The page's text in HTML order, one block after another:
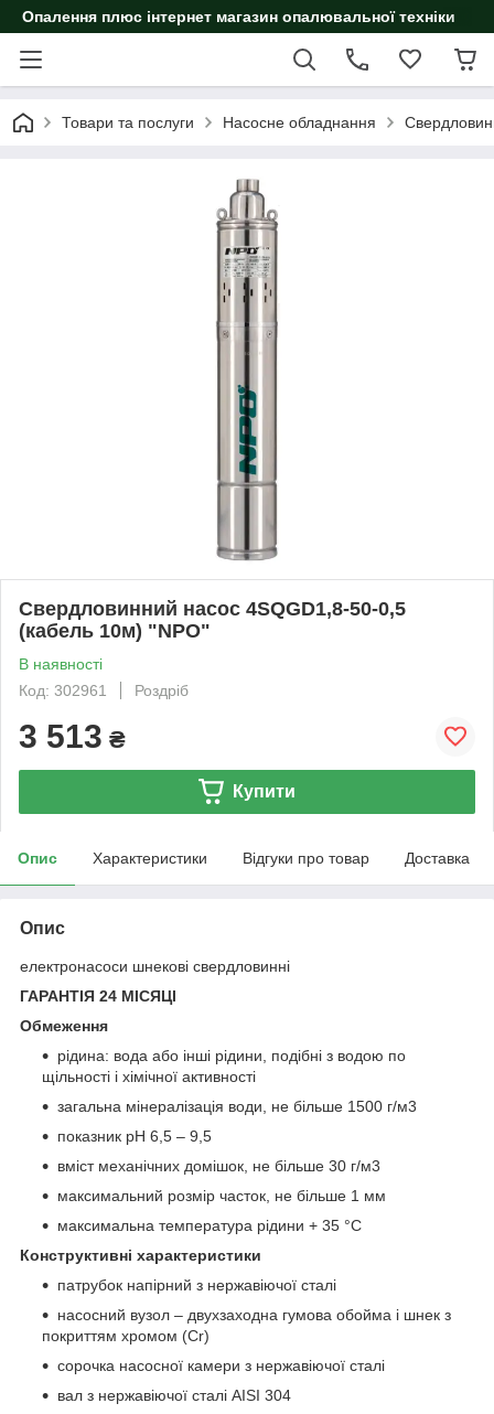
Опалення плюс інтернет магазин опалювальної техніки
Товари та послуги Насосне обладнання
Свердловинний насос 4SQGD1,8-50-0,5
(кабель 10м) "NPO"
В наявності
Код: 302961
Роздріб
3 513 ₴
Купити
Опис Характеристики Відгуки про товар Доставка
Опис
електронасоси шнекові свердловинні
ГАРАНТІЯ 24 МІСЯЦІ
Обмеження
рідина: вода або інші рідини, подібні з водою по
щільності і хімічної активності
загальна мінералізація води, не більше 1500 г/м3
показник рН 6,5 – 9,5
вміст механічних домішок, не більше 30 г/м3
максимальний розмір часток, не більше 1 мм
максимальна температура рідини + 35 °С
Конструктивні характеристики
патрубок напірний з нержавіючої сталі
насосний вузол – двухзаходна гумова обойма і шнек з
покриттям хромом (Cr)
сорочка насосної камери з нержавіючої сталі
вал з нержавіючої сталі AISI 304